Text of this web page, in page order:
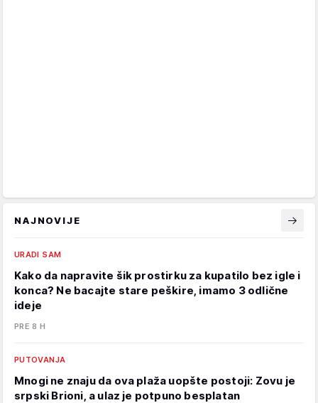
NAJNOVIJE
URADI SAM
Kako da napravite šik prostirku za kupatilo bez igle i
konca? Ne bacajte stare peškire, imamo 3 odlične
ideje
PRE 8 H
PUTOVANJA
Mnogi ne znaju da ova plaža uopšte postoji: Zovu je
srpski Brioni, a ulaz je potpuno besplatan